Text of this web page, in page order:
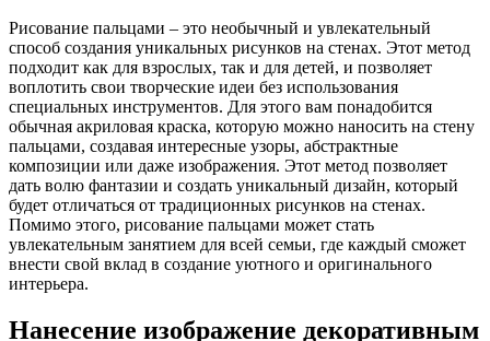
Рисование пальцами – это необычный и увлекательный
способ создания уникальных рисунков на стенах. Этот метод
подходит как для взрослых, так и для детей, и позволяет
воплотить свои творческие идеи без использования
специальных инструментов. Для этого вам понадобится
обычная акриловая краска, которую можно наносить на стену
пальцами, создавая интересные узоры, абстрактные
композиции или даже изображения. Этот метод позволяет
дать волю фантазии и создать уникальный дизайн, который
будет отличаться от традиционных рисунков на стенах.
Помимо этого, рисование пальцами может стать
увлекательным занятием для всей семьи, где каждый сможет
внести свой вклад в создание уютного и оригинального
интерьера.
Нанесение изображение декоративным